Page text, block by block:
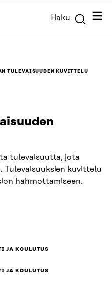
Haku
TULEVAISUUDEN KUVITTELU
tulevaisuutta, jota
Tulevaisuuksien kuvittelu
hahmottamiseen.
JA KOULUTUS
JA KOULUTUS